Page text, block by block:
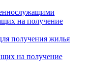
на получение
получения жилья
на получение